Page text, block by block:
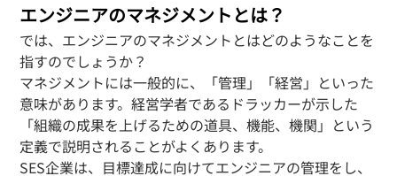
エンジニアのマネジメントとは？
では、エンジニアのマネジメントとはどのようなことを
指すのでしょうか？
マネジメントには一般的に、「管理」「経営」といった
意味があります。経営学者であるドラッカーが示した
「組織の成果を上げるための道具、機能、機関」という
定義で説明されることがよくあります。
SES企業は、目標達成に向けてエンジニアの管理をし、